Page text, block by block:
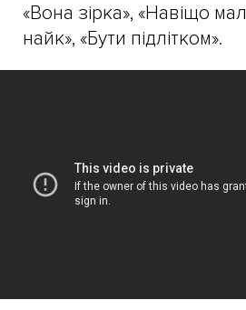
«Вона зірка», «Навіщо
найк», «Бути підлітком».